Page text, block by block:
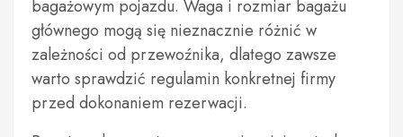
bagażowym pojazdu. Waga i rozmiar bagażu
głównego mogą się nieznacznie różnić w
zależności od przewoźnika, dlatego zawsze
warto sprawdzić regulamin konkretnej firmy
przed dokonaniem rezerwacji.